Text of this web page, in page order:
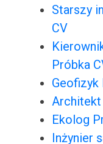
Starszy
CV
Próbka
Geofizyk
Architekt
Ekolog
Inżynier